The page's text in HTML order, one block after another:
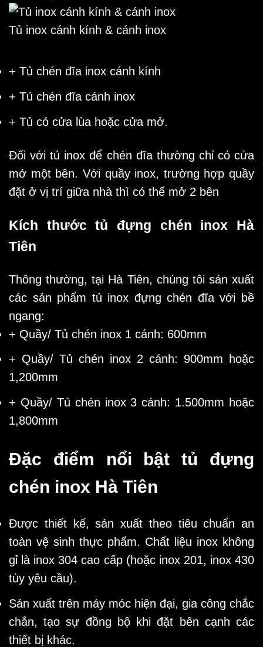
Tủ inox cánh kính & cánh inox
+ Tủ chén đĩa inox cánh kính
+ Tủ chén đĩa cánh inox
+ Tủ có cửa lùa hoặc cửa mở.
Đối với tủ inox để chén đĩa thường chỉ có cửa
mở một bên. Với quầy inox, trường hợp quầy
đặt ở vị trí giữa nhà thì có thể mở 2 bên
Kích thước tủ đựng chén inox Hà
Tiên
Thông thường, tại Hà Tiên, chúng tôi sản xuất
các sản phẩm tủ inox đựng chén đĩa với bề
ngang:
+ Quầy/ Tủ chén inox 1 cánh: 600mm
+ Quầy/ Tủ chén inox 2 cánh: 900mm hoặc
1,200mm
+ Quầy/ Tủ chén inox 3 cánh: 1.500mm hoặc
1,800mm
Đặc điểm nổi bật tủ đựng
chén inox Hà Tiên
Được thiết kế, sản xuất theo tiêu chuẩn an
toàn vệ sinh thực phẩm. Chất liệu inox không
gỉ là inox 304 cao cấp (hoặc inox 201, inox 430
tùy yêu cầu).
Sản xuất trên máy móc hiện đại, gia công chắc
chắn, tạo sự đồng bộ khi đặt bên cạnh các
thiết bị khác.